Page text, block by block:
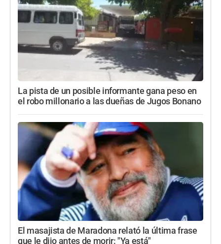
La pista de un posible informante gana peso en
el robo millonario a las dueñas de Jugos Bonano
El masajista de Maradona relató la última frase
que le dijo antes de morir: "Ya está"